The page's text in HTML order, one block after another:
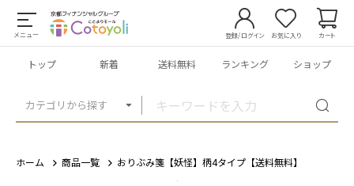
メニュー
カテゴリから探す
登録/ログイン お気に入り カート
トップ 新着 送料無料 ランキング ショップ
ホーム 商品一覧 おりぶみ箋【妖怪】柄4タイプ【送料無料】